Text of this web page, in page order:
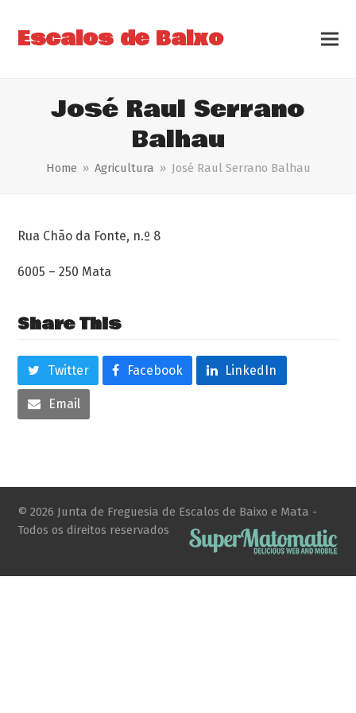
Escalos de Baixo
José Raul Serrano
Balhau
Home » Agricultura » José Raul Serrano Balhau
Rua Chão da Fonte, n.º 8
6005 – 250 Mata
Share This
Twitter Facebook LinkedIn
Email
© 2026 Junta de Freguesia de Escalos de Baixo e Mata -
Todos os direitos reservados